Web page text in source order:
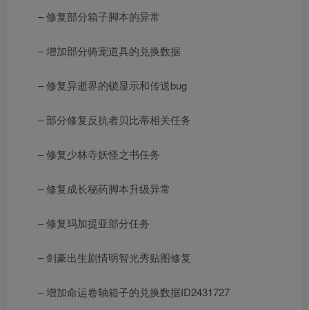
– 修复部分箱子脚本的异常
– 增加部分骑宠道具的兑换数据
– 修复异逝界的锁显示和传送bug
– 部分修复反抗者贝比蒂相关任务
– 修复少林寺妖怪之书任务
– 修复成长秘药脚本升级异常
– 修复玛加提亚部分任务
– 剑豪出生剧情明智光秀贴图修复
– 增加命运卷轴箱子的兑换数据ID2431727